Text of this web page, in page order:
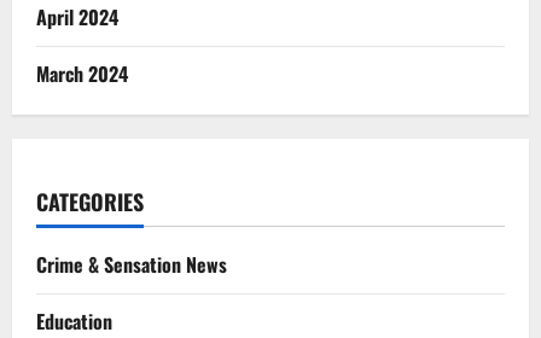
April 2024
March 2024
CATEGORIES
Crime & Sensation News
Education